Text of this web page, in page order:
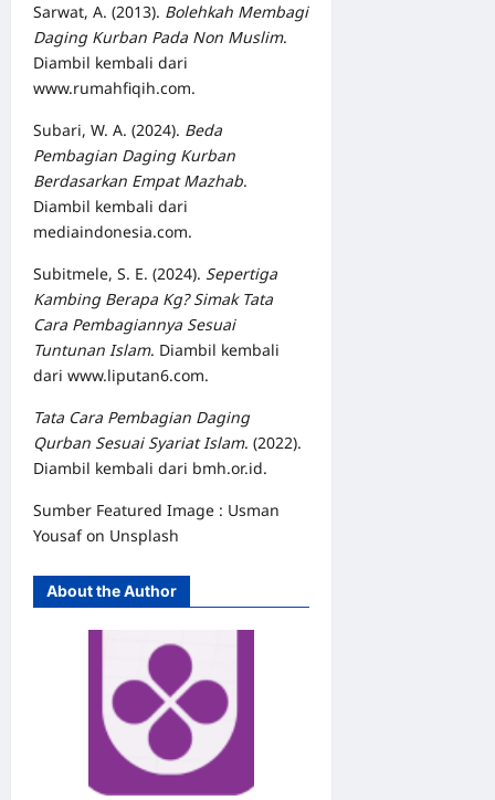
Sarwat, A. (2013). Bolehkah Membagi
Daging Kurban Pada Non Muslim.
Diambil kembali dari
www.rumahfiqih.com.
Subari, W. A. (2024). Beda
Pembagian Daging Kurban
Berdasarkan Empat Mazhab.
Diambil kembali dari
mediaindonesia.com.
Subitmele, S. E. (2024). Sepertiga
Kambing Berapa Kg? Simak Tata
Cara Pembagiannya Sesuai
Tuntunan Islam. Diambil kembali
dari www.liputan6.com.
Tata Cara Pembagian Daging
Qurban Sesuai Syariat Islam. (2022).
Diambil kembali dari bmh.or.id.
Sumber Featured Image : Usman
Yousafon Unsplash
About the Author